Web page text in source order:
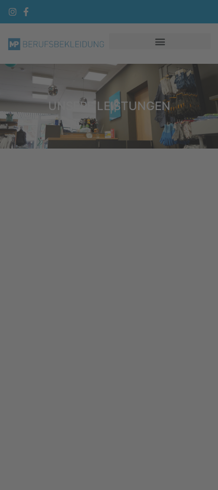
UNSERE LEISTUNGEN